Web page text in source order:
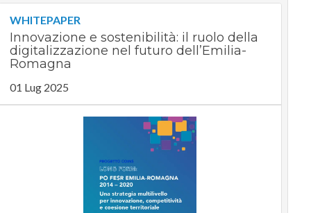
WHITEPAPER
Innovazione e sostenibilità: il ruolo della
digitalizzazione nel futuro dell’Emilia-
Romagna
01 Lug 2025